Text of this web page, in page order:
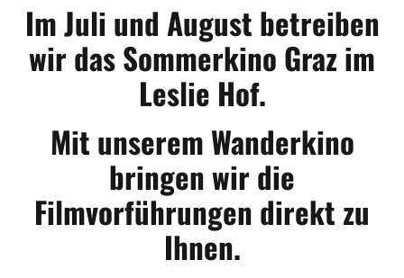
Im Juli und August betreiben
wir das Sommerkino Graz im
Leslie Hof.
Mit unserem Wanderkino
bringen wir die
Filmvorführungen direkt zu
Ihnen.